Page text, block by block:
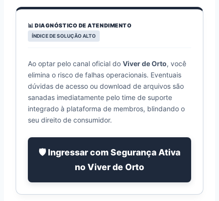
📊 DIAGNÓSTICO DE ATENDIMENTO
ÍNDICE DE SOLUÇÃO ALTO
Ao optar pelo canal oficial do Viver de Orto, você
elimina o risco de falhas operacionais. Eventuais
dúvidas de acesso ou download de arquivos são
sanadas imediatamente pelo time de suporte
integrado à plataforma de membros, blindando o
seu direito de consumidor.
🛡️ Ingressar com Segurança Ativa
no Viver de Orto